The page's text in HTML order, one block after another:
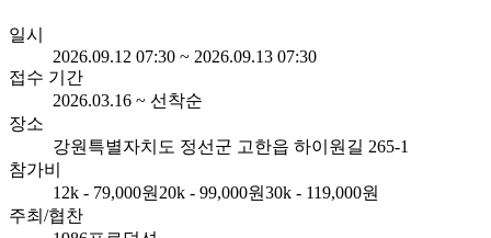
일시
2026.09.12 07:30 ~ 2026.09.13 07:30
접수 기간
2026.03.16 ~ 선착순
장소
강원특별자치도 정선군 고한읍 하이원길 265-1
참가비
12k - 79,000원 20k - 99,000원30k - 119,000원
주최/협찬